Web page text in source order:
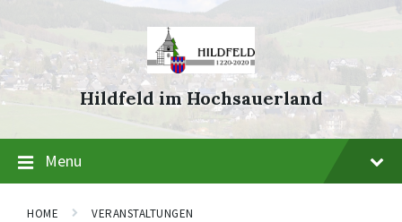
navigation
Hildfeld im Hochsauerland
Menu
HOME VERANSTALTUNGEN